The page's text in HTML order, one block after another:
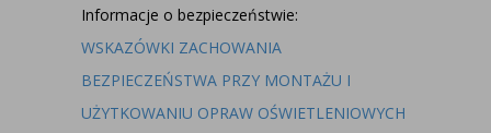
Informacje o bezpieczeństwie:
WSKAZÓWKI ZACHOWANIA
BEZPIECZEŃSTWA PRZY MONTAŻU I
UŻYTKOWANIU OPRAW OŚWIETLENIOWYCH